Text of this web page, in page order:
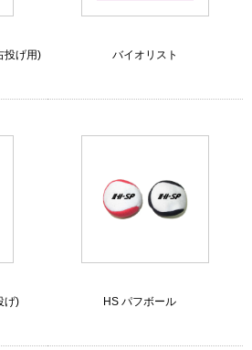
投げ用) バイオリスト
げ) HS パフボール